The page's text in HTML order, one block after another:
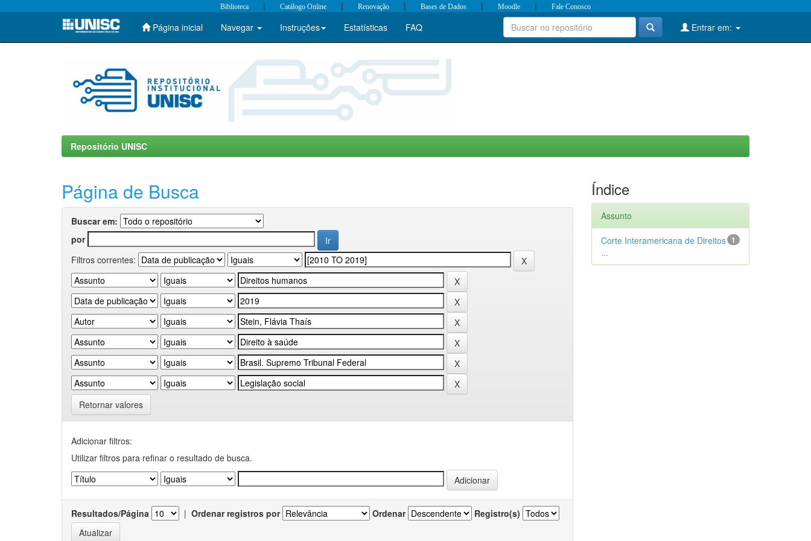
Skip
Biblioteca | Catálogo Online | Renovação | Bases de Dados | Moodle | Fale Conosco
Página inicial Navegar Instruções Estatísticas FAQ Entrar em:
Repositório UNISC
Página de Busca
Buscar em:
por
Filtros correntes:
Retornar valores
Adicionar filtros:
Utilizar filtros para refinar o resultado de busca.
Resultados/Página | Ordenar registros por Ordenar Registro(s)
Índice
Assunto
1
Corte Interamericana de Direitos
...